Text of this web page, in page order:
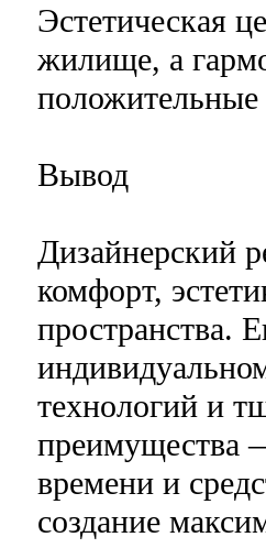
Эстетическая
жилище, а
Вывод
Дизайнерский
комфорт,
пространства.
технологий и
преимущества
времени и
создание